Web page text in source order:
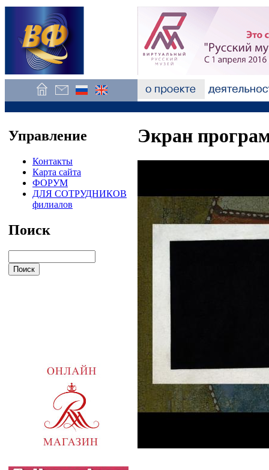
Управление
Контакты
Карта сайта
ФОРУМ
ДЛЯ СОТРУДНИКОВ
филиалов
Поиск
Экран